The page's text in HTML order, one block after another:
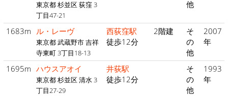
東京都 杉並区 荻窪 3
丁目47-21
他
1683m ル・レーヴ
東京都 武蔵野市 吉祥
寺東町 3丁目18-13
西荻窪駅
徒歩12分
2階建
そ
の
他
2007
年
1695m ハウスアオイ
東京都 杉並区 清水 3
丁目27-29
井荻駅
徒歩12分
そ
の
他
1993
年